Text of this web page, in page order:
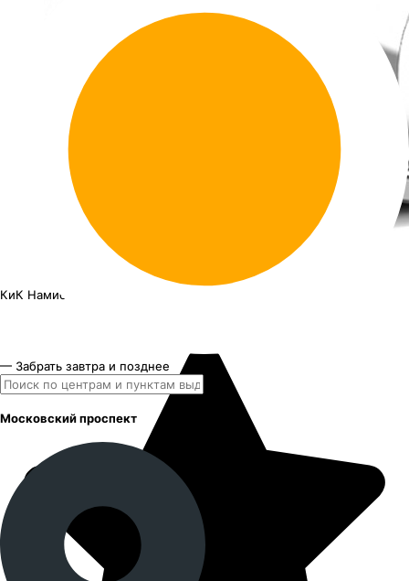
КиК Намиб
— Забрать завтра и позднее
Московский проспект